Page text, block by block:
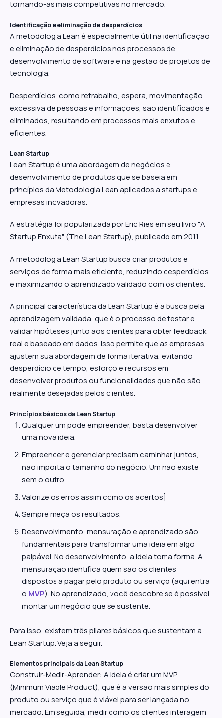
tornando-as mais competitivas no mercado.
Identificação e eliminação de desperdícios
A metodologia Lean é especialmente útil na identificação
e eliminação de desperdícios nos processos de
desenvolvimento de software e na gestão de projetos de
tecnologia.
Desperdícios, como retrabalho, espera, movimentação
excessiva de pessoas e informações, são identificados e
eliminados, resultando em processos mais enxutos e
eficientes.
Lean Startup
Lean Startup é uma abordagem de negócios e
desenvolvimento de produtos que se baseia em
princípios da Metodologia Lean aplicados a startups e
empresas inovadoras.
A estratégia foi popularizada por Eric Ries em seu livro "A
Startup Enxuta" (The Lean Startup), publicado em 2011.
A metodologia Lean Startup busca criar produtos e
serviços de forma mais eficiente, reduzindo desperdícios
e maximizando o aprendizado validado com os clientes.
A principal característica da Lean Startup é a busca pela
aprendizagem validada, que é o processo de testar e
validar hipóteses junto aos clientes para obter feedback
real e baseado em dados. Isso permite que as empresas
ajustem sua abordagem de forma iterativa, evitando
desperdício de tempo, esforço e recursos em
desenvolver produtos ou funcionalidades que não são
realmente desejadas pelos clientes.
Princípios básicos da Lean Startup
Qualquer um pode empreender, basta desenvolver
uma nova ideia.
Empreender e gerenciar precisam caminhar juntos,
não importa o tamanho do negócio. Um não existe
sem o outro.
Valorize os erros assim como os acertos]
Sempre meça os resultados.
Desenvolvimento, mensuração e aprendizado são
fundamentais para transformar uma ideia em algo
palpável. No desenvolvimento, a ideia toma forma. A
mensuração identifica quem são os clientes
dispostos a pagar pelo produto ou serviço (aqui entra
o MVP). No aprendizado, você descobre se é possível
montar um negócio que se sustente.
Para isso, existem três pilares básicos que sustentam a
Lean Startup. Veja a seguir.
Elementos principais da Lean Startup
Construir-Medir-Aprender: A ideia é criar um MVP
(Minimum Viable Product), que é a versão mais simples do
produto ou serviço que é viável para ser lançada no
mercado. Em seguida, medir como os clientes interagem